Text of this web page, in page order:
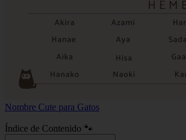
Nombre Cute para Gatos
Índice de Contenido 🐾